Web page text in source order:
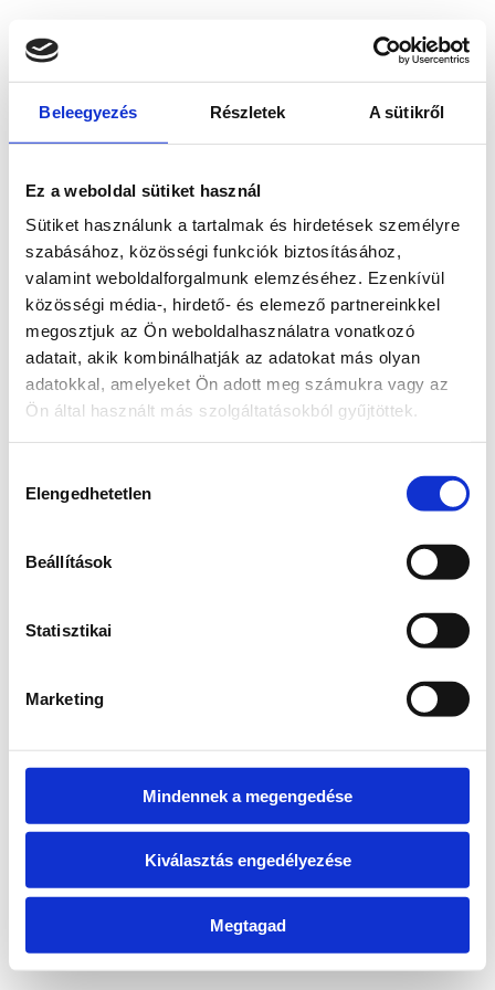
Beleegyezés Részletek A sütikről
Ez a weboldal sütiket használ
Sütiket használunk a tartalmak és hirdetések személyre
szabásához, közösségi funkciók biztosításához,
valamint weboldalforgalmunk elemzéséhez. Ezenkívül
közösségi média-, hirdető- és elemező partnereinkkel
megosztjuk az Ön weboldalhasználatra vonatkozó
adatait, akik kombinálhatják az adatokat más olyan
adatokkal, amelyeket Ön adott meg számukra vagy az
Ön által használt más szolgáltatásokból gyűjtöttek.
kiválasztása
Elengedhetetlen
Beállítások
Statisztikai
Marketing
Mindennek a megengedése
Kiválasztás engedélyezése
Megtagad
loadingwww.bicapp.hu
(see the browser console for more